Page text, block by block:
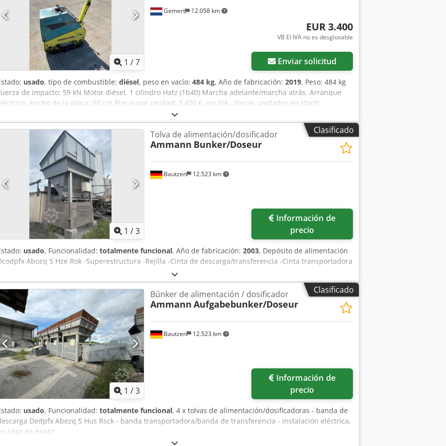
1 /7
Gemert 12.058 km
EUR 3.400
VB El IVA no es desglosable
Enviar solicitud
usado, tipo de combustible: diésel, peso en vacío: 484 kg, Año de fabricación: 2019, Peso: 484 kg
de impacto: 59 kN Motor diésel, 1 cilindro Hatz (1b40) Marcha adelante/marcha atrás. Arranque
Ancho de la placa: 60 cm Precio por unidad: 3.400 €, sin IVA. ¡Varias unidades en stock!
Clasificado
1 /3
Bautzen 12.523 km
Tolva de alimentación/dosificador
Ammann Bunker/Doseur
precio
usado, Funcionalidad: totalmente funcional, Año de fabricación: 2003, Depósito de alimentación
Abozq S Hze Rok -Superestructura -Rejilla -Cinta de descarga/transferencia -Cinta transportadora
Clasificado
1 /3
Bautzen 12.523 km
Búnker de alimentación / dosificador
Ammann Aufgabebunker/Doseur
precio
usado, Funcionalidad: totalmente funcional, 4 x tolvas de alimentación/dosificadoras - banda de
Dedpfx Abezq S Hus Rsck - banda transportadora/banda de transferencia - instalación eléctrica,
caso de existir